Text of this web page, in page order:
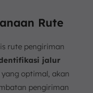
Rute
rute pengiriman
jalur
optimal, akan
pengiriman